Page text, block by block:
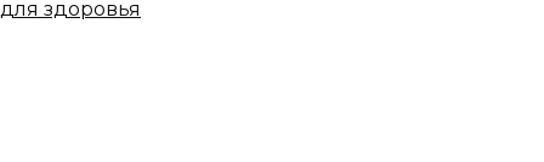
для здоровья